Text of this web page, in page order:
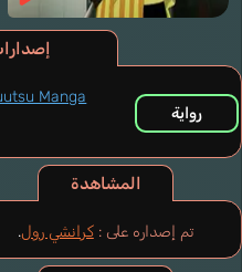
المشاهدة
تم إصداره على : كرانشي رول.
رواية
Manga